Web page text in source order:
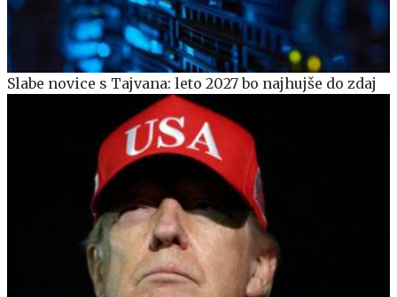
Slabe novice s Tajvana: leto 2027 bo najhujše do zdaj